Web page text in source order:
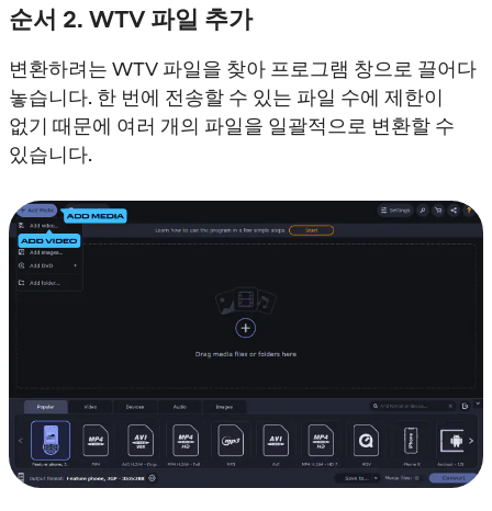
순서 2. WTV 파일 추가
변환하려는 WTV 파일을 찾아 프로그램 창으로 끌어다
놓습니다. 한 번에 전송할 수 있는 파일 수에 제한이
없기 때문에 여러 개의 파일을 일괄적으로 변환할 수
있습니다.